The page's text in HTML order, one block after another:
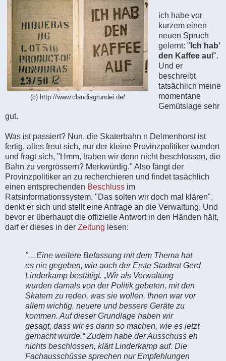
(c) http://www.claudiagrundei.de/
ich habe vor
kurzem einen
neuen Spruch
gelernt: " Ich hab'
den Kaffee auf".
Und er
beschreibt
tatsächlich meine
momentane
Gemütslage sehr
gut.
Was ist passiert? Nun, die Skaterbahn n Delmenhorst ist
fertig, alles freut sich, nur der kleine Provinzpolitiker wundert
und fragt sich, "Hmm, haben wir denn nicht beschlossen, die
Bahn zu vergrössern? Merkwürdig." Also fängt der
Provinzpolitiker an zu recherchieren und findet tasächlich
einen entsprechenden Beschluss im
Ratsinformationssystem. "Das solten wir doch mal klären",
denkt er sich und stellt eine Anfrage an die Verwaltung. Und
bevor er überhaupt die offizielle Antwort in den Händen hält,
darf er dieses in der Zeitung lesen:
"... Eine weitere Befassung mit dem Thema hat
es nie gegeben, wie auch der Erste Stadtrat Gerd
Linderkamp bestätigt. „Wir als Verwaltung
wurden damals von der Politik gebeten, mit den
Skatern zu reden, was sie wollen. Ihnen war vor
allem wichtig, neuere und bessere Geräte zu
kommen. Auf dieser Grundlage haben wir
gesagt, dass wir es dann so machen, wie es jetzt
gemacht wurde.“ Zudem habe der Ausschuss eh
nichts beschlossen, klärt Linderkamp auf. Die
Fachausschüsse sprechen nur Empfehlungen